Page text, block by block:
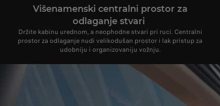
Višenamenski centralni prostor za
odlaganje stvari ​
Držite kabinu urednom, a neophodne stvari pri ruci. Centralni
prostor za odlaganje nudi velikodušan prostor i lak pristup za
udobniju i organizovaniju vožnju.